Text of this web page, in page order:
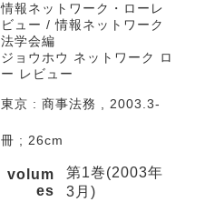
情報ネットワーク・ローレ
ビュー / 情報ネットワーク
法学会編
ジョウホウ ネットワーク ロ
ー レビュー
東京 : 商事法務 , 2003.3-
冊 ; 26cm
volum
es
第1巻(2003年
3月)